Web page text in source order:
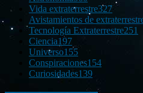
Vida extraterrestre327
Avistamientos de
Tecnología Extraterrestre251
Ciencia197
Universo155
Conspiraciones154
Curiosidades139